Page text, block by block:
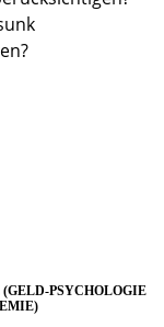
PSYCHOLOGIE